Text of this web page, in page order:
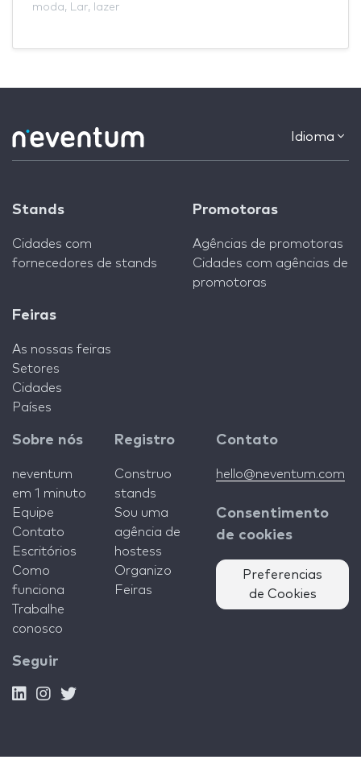
moda, Lar, lazer
Idioma
Stands
Cidades com
fornecedores de stands
Promotoras
Agências de promotoras
Cidades com agências de
promotoras
Feiras
As nossas feiras
Setores
Cidades
Países
Sobre nós
neventum
em 1 minuto
Equipe
Contato
Escritórios
Como
funciona
Trabalhe
conosco
Registro
Construo
stands
Sou uma
agência de
hostess
Organizo
Feiras
Contato
hello@neventum.com
Consentimento
de cookies
Preferencias
de Cookies
Seguir